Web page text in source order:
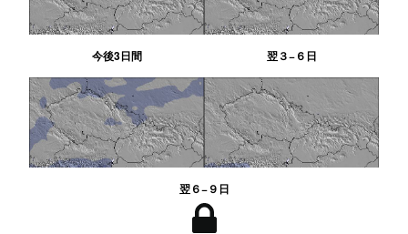
今後3日間 翌３−６日
翌６−９日